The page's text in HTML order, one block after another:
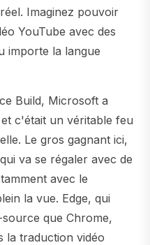
Imaginez pouvoir
YouTube avec des
importe la langue
Build, Microsoft a
c'était un véritable feu
Le gros gagnant ici,
va se régaler avec de
avec le
la vue. Edge, qui
que Chrome,
la traduction vidéo